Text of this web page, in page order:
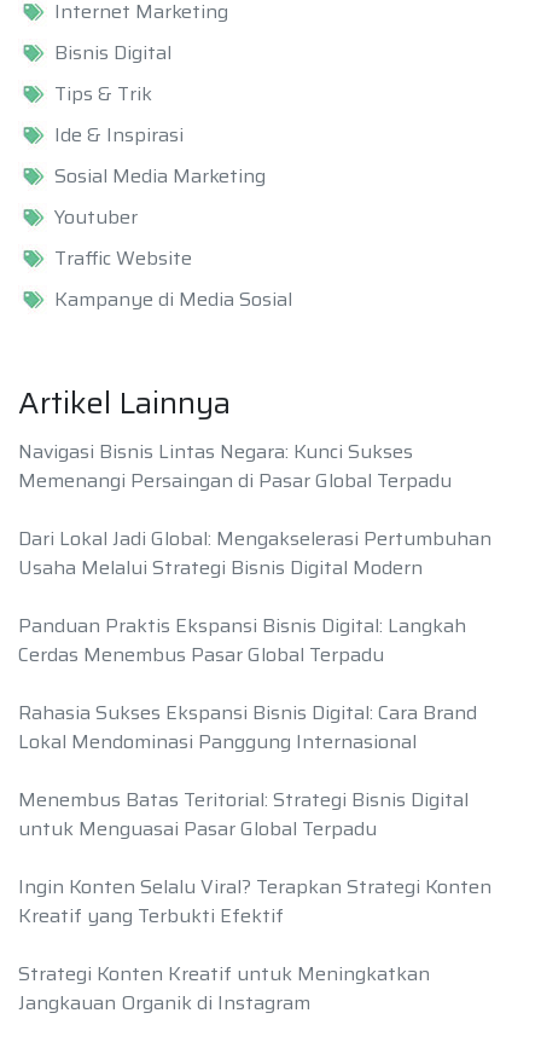
Internet Marketing
Bisnis Digital
Tips & Trik
Ide & Inspirasi
Sosial Media Marketing
Youtuber
Traffic Website
Kampanye di Media Sosial
Artikel Lainnya
Navigasi Bisnis Lintas Negara: Kunci Sukses
Memenangi Persaingan di Pasar Global Terpadu
Dari Lokal Jadi Global: Mengakselerasi Pertumbuhan
Usaha Melalui Strategi Bisnis Digital Modern
Panduan Praktis Ekspansi Bisnis Digital: Langkah
Cerdas Menembus Pasar Global Terpadu
Rahasia Sukses Ekspansi Bisnis Digital: Cara Brand
Lokal Mendominasi Panggung Internasional
Menembus Batas Teritorial: Strategi Bisnis Digital
untuk Menguasai Pasar Global Terpadu
Ingin Konten Selalu Viral? Terapkan Strategi Konten
Kreatif yang Terbukti Efektif
Strategi Konten Kreatif untuk Meningkatkan
Jangkauan Organik di Instagram